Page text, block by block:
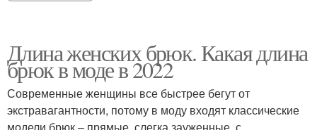
Длина женских брюк. Какая длина
брюк в моде в 2022
Современные женщины все быстрее бегут от
экстравагантности, потому в моду входят классические